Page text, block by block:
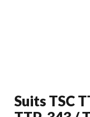
Suits TSC